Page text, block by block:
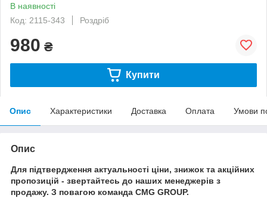
В наявності
Код: 2115-343
Роздріб
980 ₴
Купити
Опис Характеристики Доставка Оплата Умови
Опис
Для підтвердження актуальності ціни, знижок та акційних
пропозицій - звертайтесь до наших менеджерів з
продажу. З повагою команда CMG GROUP.